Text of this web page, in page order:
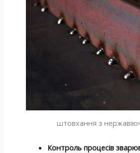
штовхання з
Контроль процесів